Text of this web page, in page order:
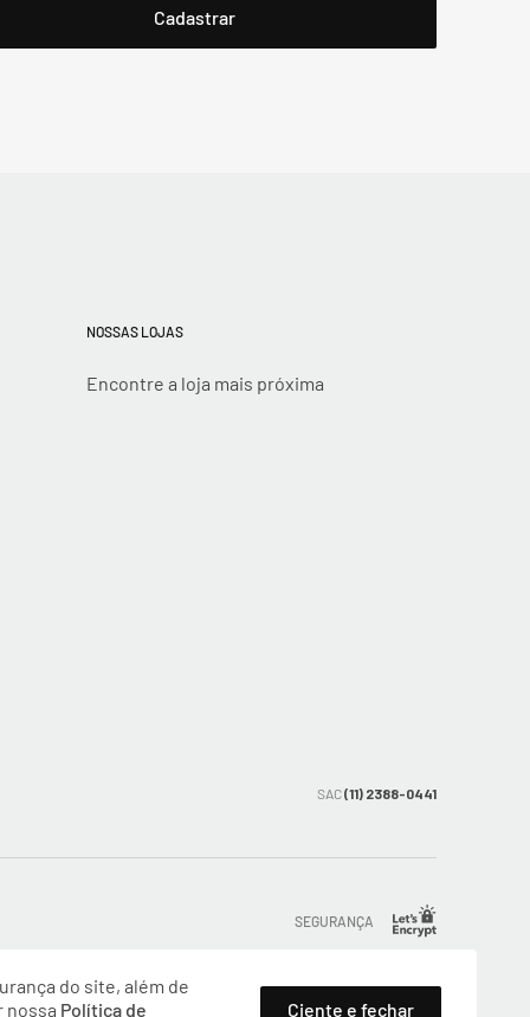
do site, além de
nossa Política de Ciente e fechar
NOSSAS LOJAS
Encontre a loja mais próxima
SAC(11) 2388-0441
SEGURANÇA
CEP: 09380-115 - Valisere Comércio de Roupas e Acessórios